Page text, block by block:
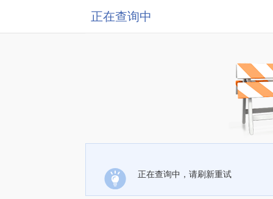
正在查询中
正在查询中，请刷新重试